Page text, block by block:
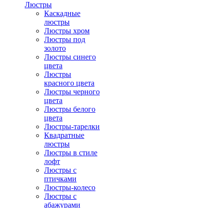
Люстры
Каскадные
люстры
Люстры хром
Люстры под
золото
Люстры синего
цвета
Люстры
красного цвета
Люстры черного
цвета
Люстры белого
цвета
Люстры-тарелки
Квадратные
люстры
Люстры в стиле
лофт
Люстры с
птичками
Люстры-колесо
Люстры с
абажурами